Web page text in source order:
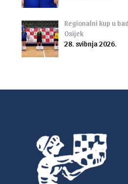
Regionalni kup u
Osijek
28. svibnja 2026.